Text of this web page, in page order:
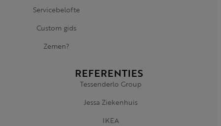
Servicebelofte
Custom gids
Zemen?
REFERENTIES
Tessenderlo Group
Jessa Ziekenhuis
IKEA